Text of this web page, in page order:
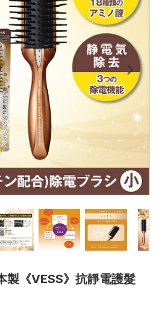
製《VESS》抗靜電護髮